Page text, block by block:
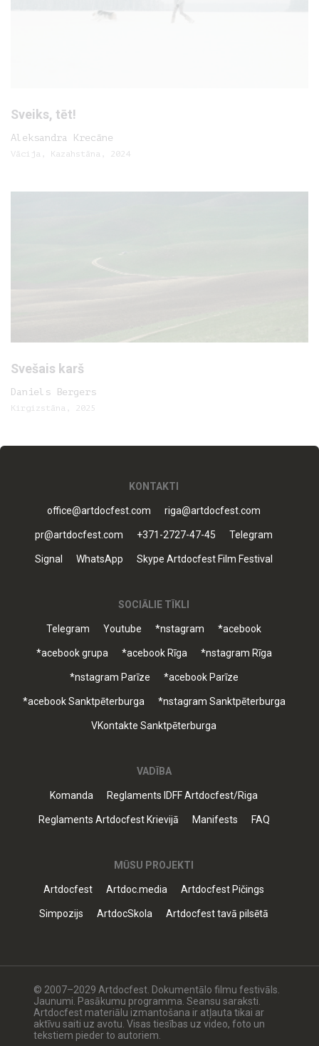
Sveiks, tēt!
Aleksandra Krecāne
Vācija, Kazahstāna, 2024
Svešais karš
Daniels Bergers
Kirgizstāna, 2025
KONTAKTI
office@artdocfest.com riga@artdocfest.com
pr@artdocfest.com +371-2727-47-45 Telegram
Signal WhatsApp Skype Artdocfest Film Festival
SOCIĀLIE TĪKLI
Telegram Youtube *nstagram *acebook
*acebook grupa *acebook Rīga *nstagram Rīga
*nstagram Parīze *acebook Parīze
*acebook Sanktpēterburga *nstagram Sanktpēterburga
VKontakte Sanktpēterburga
VADĪBA
Komanda Reglaments IDFF Artdocfest/Riga
Reglaments Artdocfest Krievijā Manifests FAQ
MŪSU PROJEKTI
Artdocfest Artdoc.media Artdocfest Pičings
Simpozijs ArtdocSkola Artdocfest tavā pilsētā
© 2007–2029 Artdocfest. Dokumentālo filmu festivāls.
Jaunumi. Pasākumu programma. Seansu saraksti.
Artdocfest materiālu izmantošana ir atļauta tikai ar
aktīvu saiti uz avotu. Visas tiesības uz video, foto un
tekstiem pieder to autoriem.